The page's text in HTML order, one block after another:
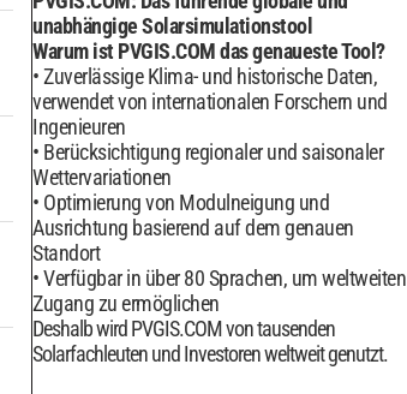
unabhängige Solarsimulationstool
Warum ist PVGIS.COM das genaueste Tool?
Zuverlässige Klima- und historische Daten,
verwendet von internationalen Forschern und
Ingenieuren
Berücksichtigung regionaler und saisonaler
Wettervariationen
Optimierung von Modulneigung und
Ausrichtung basierend auf dem genauen
Standort
Verfügbar in über 80 Sprachen, um weltweiten
Zugang zu ermöglichen
Deshalb wird PVGIS.COM von tausenden
Solarfachleuten und Investoren weltweit genutzt.